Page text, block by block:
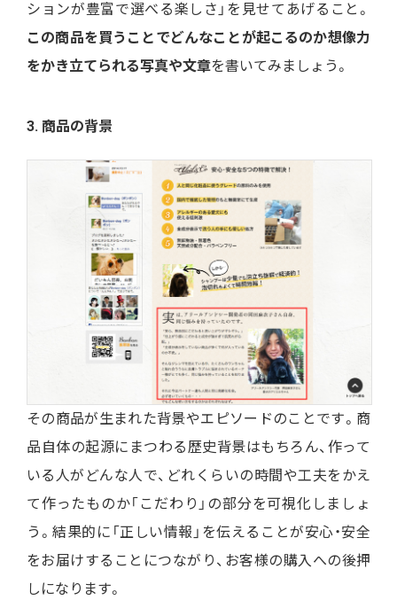
ションが豊富で選べる楽しさ」を見せてあげること。
この商品を買うことでどんなことが起こるのか想像力
をかき立てられる写真や文章を書いてみましょう。
3. 商品の背景
その商品が生まれた背景やエピソードのことです。商
品自体の起源にまつわる歴史背景はもちろん、作って
いる人がどんな人で、どれくらいの時間や工夫をかえ
て作ったものか「こだわり」の部分を可視化しましょ
う。結果的に「正しい情報」を伝えることが安心・安全
をお届けすることにつながり、お客様の購入への後押
しになります。